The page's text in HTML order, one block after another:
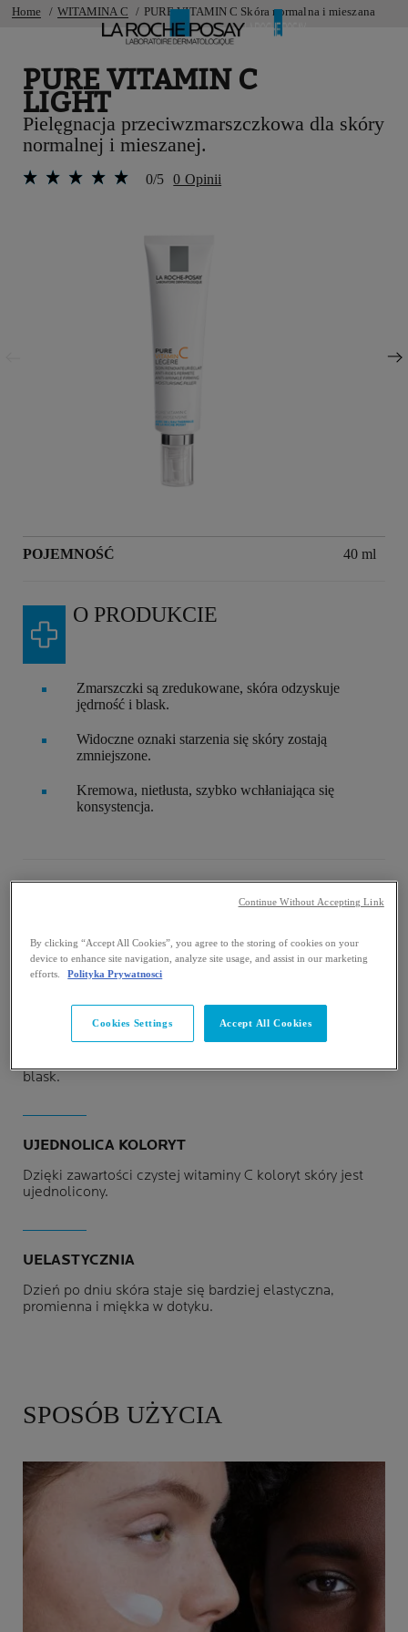
Home WITAMINA C PURE VITAMIN C Skóra normalna i mieszana
PURE VITAMIN C
LIGHT
Pielęgnacja przeciwzmarszczkowa dla skóry
normalnej i mieszanej.
0/5 0 Opinii
Następny panel
POJEMNOŚĆ Volume
40 ml
O PRODUKCIE
Zmarszczki są zredukowane, skóra odzyskuje
jędrność i blask.
Widoczne oznaki starzenia się skóry zostają
zmniejszone.
Kremowa, nietłusta, szybko wchłaniająca się
konsystencja.
KLUCZOWE
BENEFITY
REDUKCJA ZMARSZCZEK
blask.
UJEDNOLICA KOLORYT
Dzięki zawartości czystej witaminy C koloryt skóry jest
ujednolicony.
UELASTYCZNIA
Dzień po dniu skóra staje się bardziej elastyczna,
promienna i miękka w dotyku.
SPOSÓB UŻYCIA
By clicking “Accept All Cookies”, you agree to the storing of cookies on your
device to enhance site navigation, analyze site usage, and assist in our marketing
efforts.
Polityka Prywatnosci
Cookies Settings Accept All Cookies
Continue Without Accepting Link